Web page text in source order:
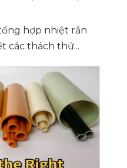
hợp nhiệt rắn
các thách thứ...